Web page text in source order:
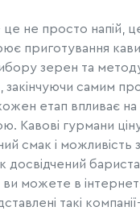
це не просто напій,
приготування
зерен та
закінчуючи самим
етап впливає
Кавові гурмани
смак і можливість
досвідчений
можете в інтернет-
такі